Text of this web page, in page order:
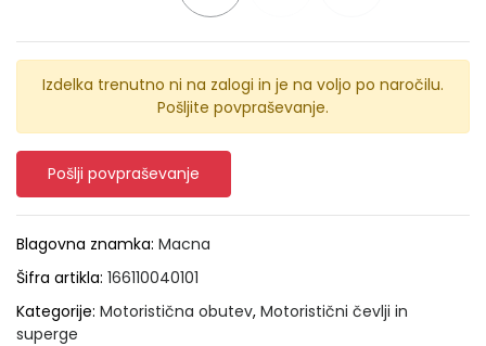
Izdelka trenutno ni na zalogi in je na voljo po naročilu.
Pošljite povpraševanje.
Pošlji povpraševanje
Blagovna znamka: Macna
Šifra artikla: 166110040101
Kategorije: Motoristična obutev, Motoristični čevlji in
superge